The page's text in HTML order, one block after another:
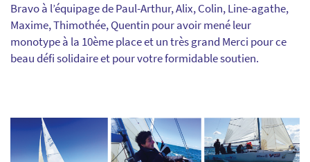
Bravo à l’équipage de Paul-Arthur, Alix, Colin, Line-agathe,
Maxime, Thimothée, Quentin pour avoir mené leur
monotype à la 10ème place et un très grand Merci pour ce
beau défi solidaire et pour votre formidable soutien.